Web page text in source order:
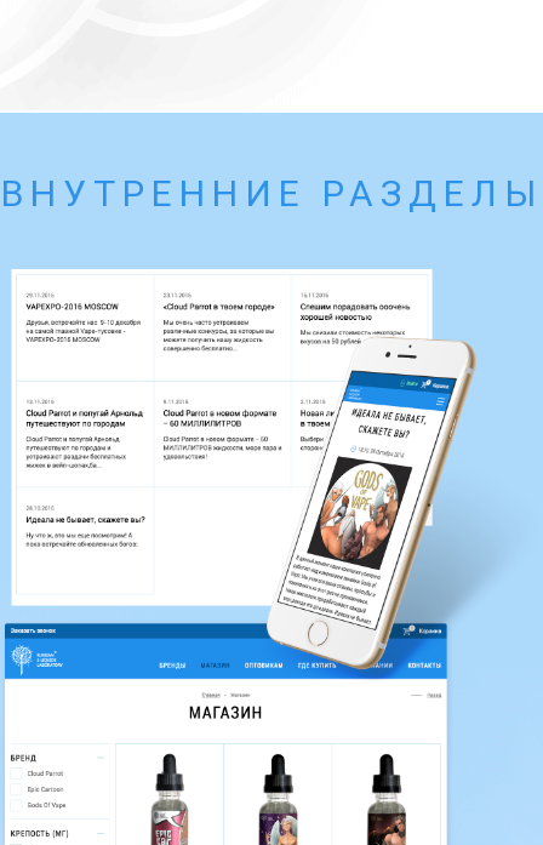
ВНУТРЕННИЕ РАЗДЕЛЫ